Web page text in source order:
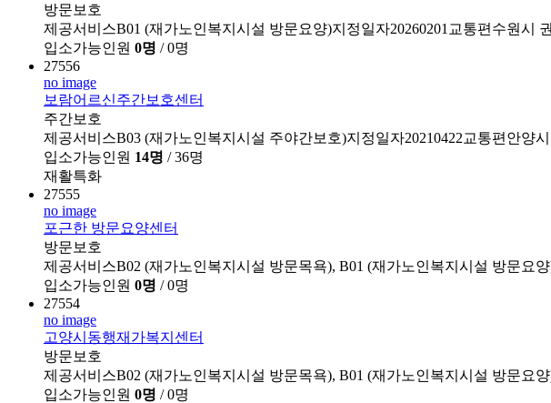
방문보호
제공서비스B01 (재가노인복지시설 방문요양)지정일자20260201교통편수원시
입소가능인원 0명 / 0명
27556
no image
보람어르신주간보호센터
주간보호
제공서비스B03 (재가노인복지시설 주야간보호)지정일자20210422교통편안양
입소가능인원 14명 / 36명
재활특화
27555
no image
포근한 방문요양센터
방문보호
제공서비스B02 (재가노인복지시설 방문목욕), B01 (재가노인복지시설 방문요
입소가능인원 0명 / 0명
27554
no image
고양시동행재가복지센터
방문보호
제공서비스B02 (재가노인복지시설 방문목욕), B01 (재가노인복지시설 방문요
입소가능인원 0명 / 0명